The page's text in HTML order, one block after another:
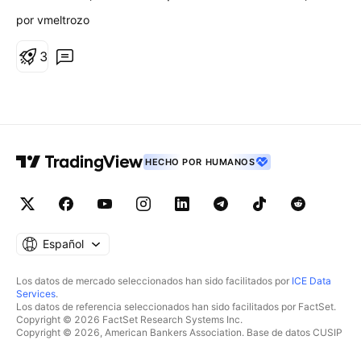
34,29. Si se cumple, no descarto que caiga un poco
mas
por vmeltrozo
3
HECHO POR HUMANOS
Español
Los datos de mercado seleccionados han sido facilitados por ICE Data
Services.
Los datos de referencia seleccionados han sido facilitados por FactSet.
Copyright © 2026 FactSet Research Systems Inc.
Copyright © 2026, American Bankers Association. Base de datos CUSIP